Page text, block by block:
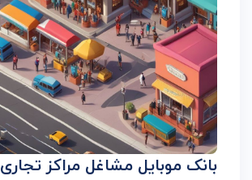
بانک موبایل مشاغل مراکز تجاری